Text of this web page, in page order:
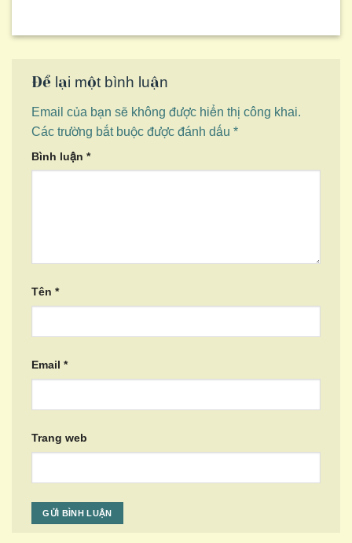
Để lại một bình luận
Email của bạn sẽ không được hiển thị công khai.
Các trường bắt buộc được đánh dấu *
Bình luận *
Tên *
Email *
Trang web